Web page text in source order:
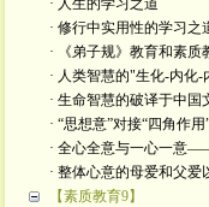
· 人生的学习之道
· 修行中实用性的学习
· 《弟子规》教育和素质
· 人类智慧的"生化-内化-
· 生命智慧的破译于中国
· “思想意”对接“四角作用
· 全心全意与一心一意
· 整体心意的母爱和父爱
【素质教育9】